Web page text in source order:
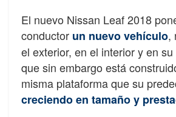
El nuevo Nissan Leaf 2018
conductor un nuevo vehículo,
el exterior, en el interior y en
que sin embargo está
misma plataforma que su
creciendo en tamaño y